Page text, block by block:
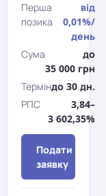
Перша
позика
від
0,01%/
день
Сума
до
35 000 грн
Терміндо 30 дн.
РПС
3,84–
3 602,35%
Подати
заявку